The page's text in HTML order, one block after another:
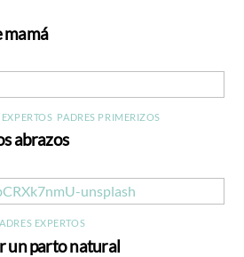
mamá
PADRES PRIMERIZOS
abrazos
EXPERTOS
un parto natural